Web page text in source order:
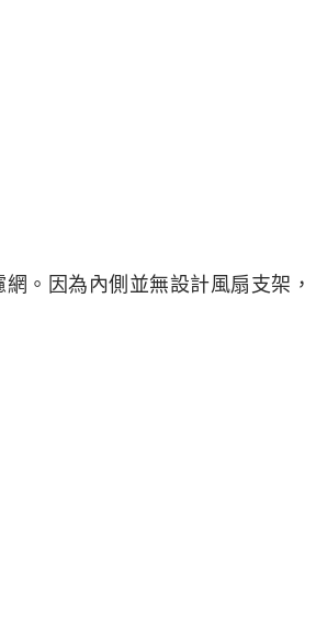
。因為內側並無設計風扇支架，